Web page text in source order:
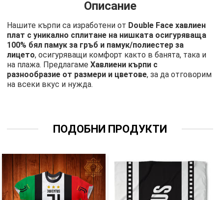
Описание
Нашите кърпи са изработени от Double Face хавлиен
плат с уникално сплитане на нишката осигуряваща
100% бял памук за гръб и памук/полиестер за
лицето, осигуряващи комфорт както в банята, така и
на плажа. ПредлагамеХавлиени кърпи с
разнообразие от размери и цветове, за да отговорим
на всеки вкус и нужда.
ПОДОБНИ ПРОДУКТИ